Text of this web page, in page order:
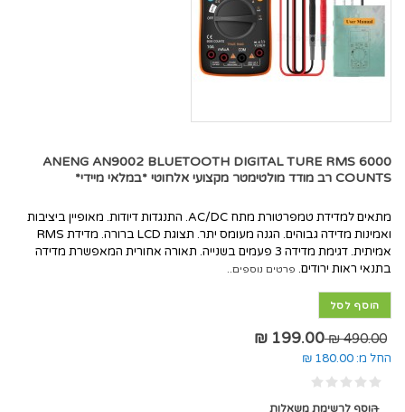
ANENG AN9002 BLUETOOTH DIGITAL TURE RMS 6000
COUNTS רב מודד מולטימטר מקצועי אלחוטי *במלאי מיידי*
מתאים למדידת טמפרטורת מתח AC/DC. התנגדות דיודות. מאופיין ביציבות
ואמינות מדידה גבוהים. הגנה מעומס יתר. תצוגת LCD ברורה. מדידת RMS
אמיתית. דגימת מדידה 3 פעמים בשנייה. תאורה אחורית המאפשרת מדידה
בתנאי ראות ירודים. פרטים נוספים..
הוסף לסל
490.00 ₪
199.00 ₪
החל מ: 180.00 ₪
הוסף לרשימת משאלות